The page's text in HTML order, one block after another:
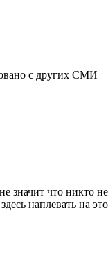
с других СМИ
значит что никто
наплевать на